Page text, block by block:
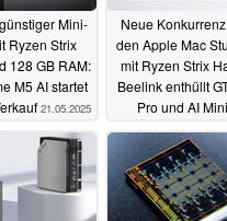
Mini-
Ryzen Strix
128 GB RAM:
M5 AI startet
21.05.2025
Neue
den Apple Mac
mit Ryzen Strix
Beelink enthüllt
Pro und AI Mini
07.05.2025